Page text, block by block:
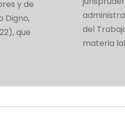
y de
Digno,
que
del
materia